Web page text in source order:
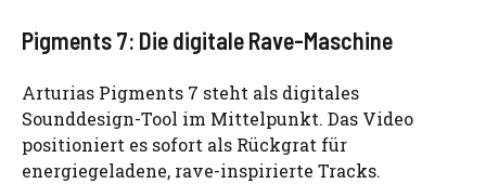
Pigments 7: Die digitale Rave-Maschine
Arturias Pigments 7 steht als digitales
Sounddesign-Tool im Mittelpunkt. Das Video
positioniert es sofort als Rückgrat für
energiegeladene, rave-inspirierte Tracks.